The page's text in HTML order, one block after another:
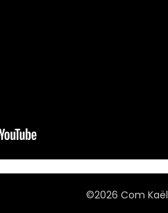
©2026 Com Kaël